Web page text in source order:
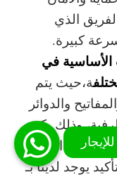
الذي
كبيرة.
الأساسية في
ة،حيث يتم
والدوائر
وذلك يكون
وتوفير الطاقة
يوجد لدينا بـ